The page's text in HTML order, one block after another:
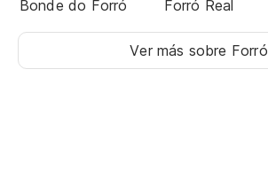
Bonde do Forró Forró Real
Ver más sobre Forró